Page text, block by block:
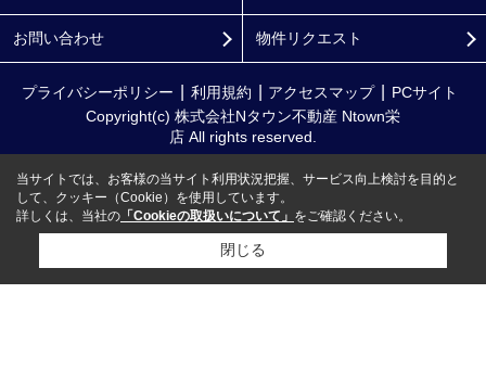
お問い合わせ 物件リクエスト
プライバシーポリシー 利用規約 アクセスマップ
PCサイト
Copyright(c) 株式会社Nタウン不動産 Ntown栄
店 All rights reserved.
当サイトでは、お客様の当サイト利用状況把握、サービス向上検討を目的と
して、クッキー（Cookie）を使用しています。
詳しくは、当社の 「Cookieの取扱いについて」 をご確認ください。
閉じる